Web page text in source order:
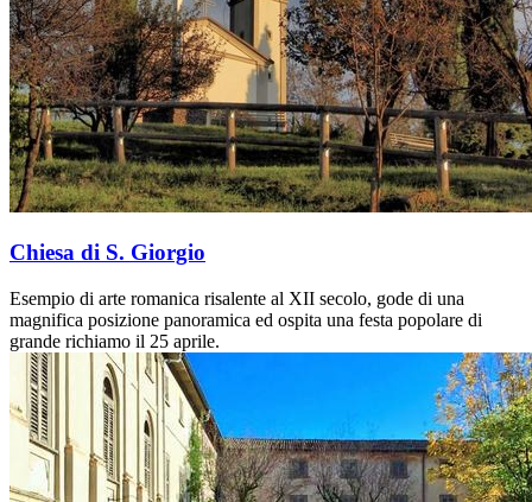
Chiesa di S. Giorgio
Esempio di arte romanica risalente al XII secolo, gode di una
magnifica posizione panoramica ed ospita una festa popolare di
grande richiamo il 25 aprile.